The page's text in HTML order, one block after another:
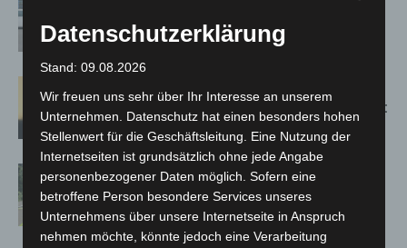
kehren nach Waldbrandeinsatz aus
Spanien zurück
Population in Niedersachsen entdeckt
Brand im „Haus der Begegnung“ in
Neuwarmbüchen schnell eingedämmt
Datenschutzerklärung
Stand: 09.08.2026
Wir freuen uns sehr über Ihr Interesse an unserem
Unternehmen. Datenschutz hat einen besonders hohen
Stellenwert für die Geschäftsleitung. Eine Nutzung der
Internetseiten ist grundsätzlich ohne jede Angabe
personenbezogener Daten möglich. Sofern eine
betroffene Person besondere Services unseres
Unternehmens über unsere Internetseite in Anspruch
nehmen möchte, könnte jedoch eine Verarbeitung